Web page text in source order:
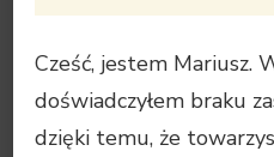
Cześć, jestem Mariusz.
doświadczyłem braku
dzięki temu, że